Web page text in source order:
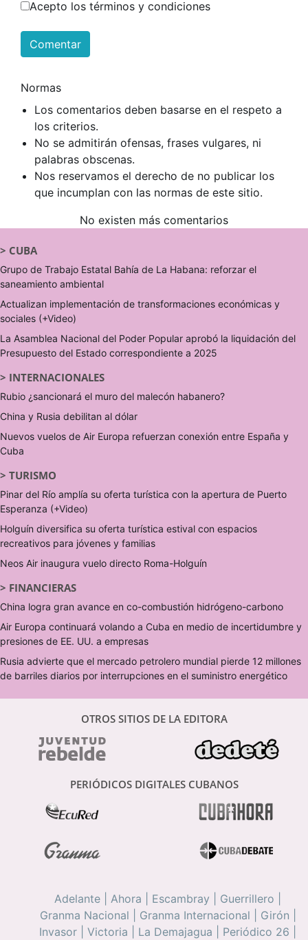
Acepto los términos y condiciones
Comentar
Normas
Los comentarios deben basarse en el respeto a
los criterios.
No se admitirán ofensas, frases vulgares, ni
palabras obscenas.
Nos reservamos el derecho de no publicar los
que incumplan con las normas de este sitio.
No existen más comentarios
> CUBA
Grupo de Trabajo Estatal Bahía de La Habana: reforzar el
saneamiento ambiental
Actualizan implementación de transformaciones económicas y
sociales (+Video)
La Asamblea Nacional del Poder Popular aprobó la liquidación del
Presupuesto del Estado correspondiente a 2025
> INTERNACIONALES
Rubio ¿sancionará el muro del malecón habanero?
China y Rusia debilitan al dólar
Nuevos vuelos de Air Europa refuerzan conexión entre España y
Cuba
> TURISMO
Pinar del Río amplía su oferta turística con la apertura de Puerto
Esperanza (+Video)
Holguín diversifica su oferta turística estival con espacios
recreativos para jóvenes y familias
Neos Air inaugura vuelo directo Roma-Holguín
> FINANCIERAS
China logra gran avance en co-combustión hidrógeno-carbono
Air Europa continuará volando a Cuba en medio de incertidumbre y
presiones de EE. UU. a empresas
Rusia advierte que el mercado petrolero mundial pierde 12 millones
de barriles diarios por interrupciones en el suministro energético
OTROS SITIOS DE LA EDITORA
PERIÓDICOS DIGITALES CUBANOS
Adelante Ahora Escambray Guerrillero
Granma Nacional
Granma Internacional Girón
Invasor
Victoria La Demajagua Periódico 26